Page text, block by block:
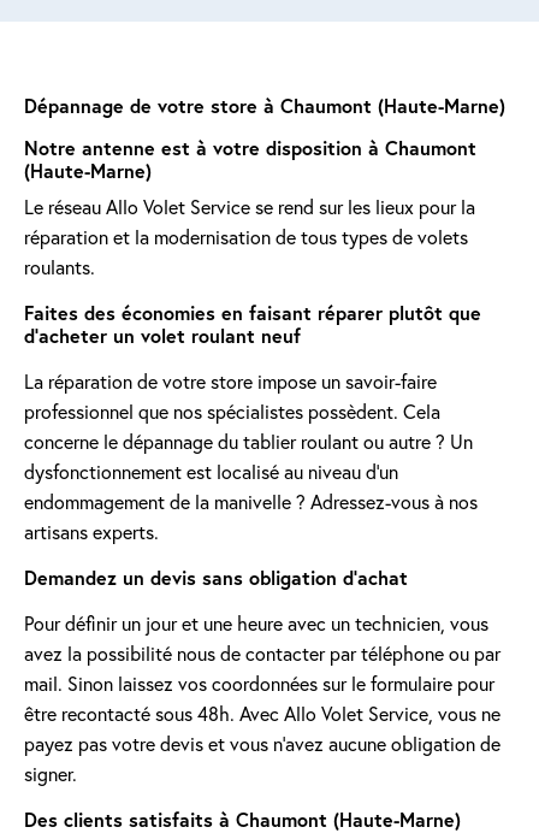
Dépannage de votre store à Chaumont (Haute-Marne)
Notre antenne est à votre disposition à Chaumont
(Haute-Marne)
Le réseau Allo Volet Service se rend sur les lieux pour la
réparation et la modernisation de tous types de volets
roulants.
Faites des économies en faisant réparer plutôt que
d'acheter un volet roulant neuf
La réparation de votre store impose un savoir-faire
professionnel que nos spécialistes possèdent. Cela
concerne le dépannage du tablier roulant ou autre ? Un
dysfonctionnement est localisé au niveau d'un
endommagement de la manivelle ? Adressez-vous à nos
artisans experts.
Demandez un devis sans obligation d'achat
Pour définir un jour et une heure avec un technicien, vous
avez la possibilité nous de contacter par téléphone ou par
mail. Sinon laissez vos coordonnées sur le formulaire pour
être recontacté sous 48h. Avec Allo Volet Service, vous ne
payez pas votre devis et vous n'avez aucune obligation de
signer.
Des clients satisfaits à Chaumont (Haute-Marne)